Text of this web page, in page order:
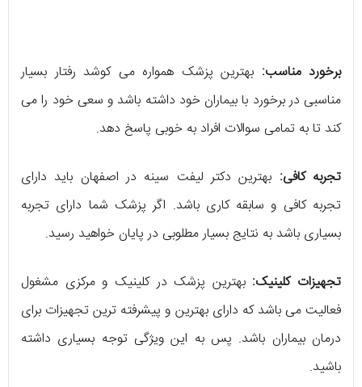
برخورد مناسب: بهترین پزشک همواره می کوشد رفتار بسیار
مناسبی در برخورد با بیماران خود داشته باشد و سعی خود را می
کند تا به تمامی سوالات افراد به خوبی پاسخ دهد.
تجربه کافی: بهترین دکتر لیفت سینه در اصفهان باید دارای
تجربه کافی و سابقه کاری باشد. اگر پزشک شما دارای تجربه
بسیاری باشد به نتایج بسیار مطلوبی در پایان خواهید رسید.
تجهیزات کلینیک: بهترین پزشک در کلینیک و مرکزی مشغول
فعالیت می باشد که دارای بهترین و پیشرفته ترین تجهیزات برای
درمان بیماران باشد. پس به این ویژگی توجه بسیاری داشته
باشید.